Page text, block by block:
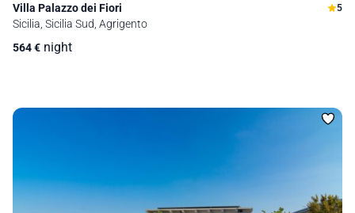
Villa Palazzo dei Fiori 5
Sicilia, Sicilia Sud, Agrigento
564€ night